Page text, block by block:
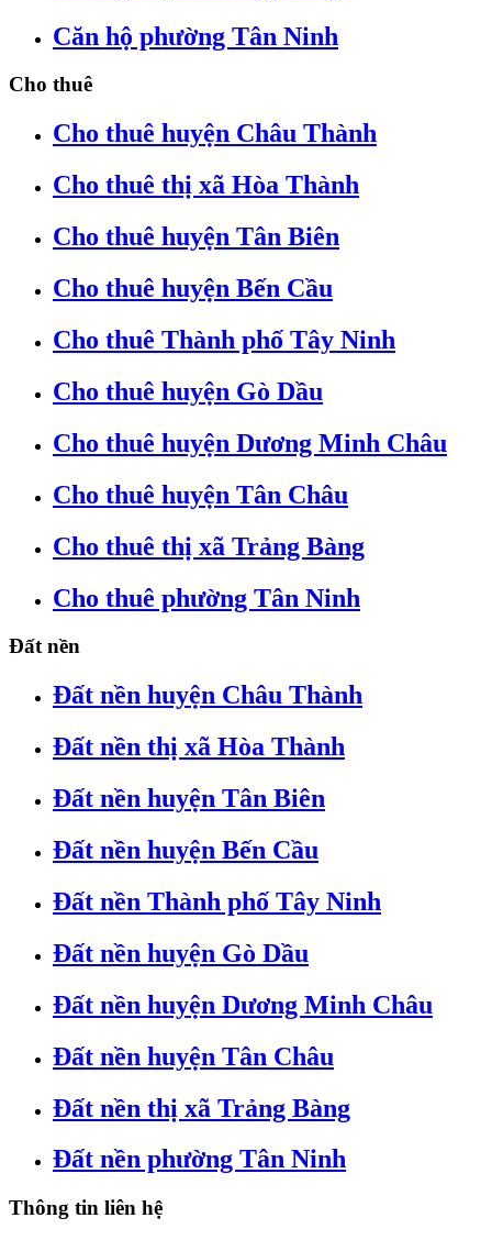
Căn hộ phường Tân Ninh
Cho thuê
Cho thuê huyện Châu Thành
Cho thuê thị xã Hòa Thành
Cho thuê huyện Tân Biên
Cho thuê huyện Bến Cầu
Cho thuê Thành phố Tây Ninh
Cho thuê huyện Gò Dầu
Cho thuê huyện Dương Minh Châu
Cho thuê huyện Tân Châu
Cho thuê thị xã Trảng Bàng
Cho thuê phường Tân Ninh
Đất nền
Đất nền huyện Châu Thành
Đất nền thị xã Hòa Thành
Đất nền huyện Tân Biên
Đất nền huyện Bến Cầu
Đất nền Thành phố Tây Ninh
Đất nền huyện Gò Dầu
Đất nền huyện Dương Minh Châu
Đất nền huyện Tân Châu
Đất nền thị xã Trảng Bàng
Đất nền phường Tân Ninh
Thông tin liên hệ